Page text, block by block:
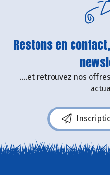
Restons en
....et retrouvez nos